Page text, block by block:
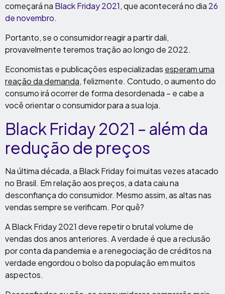
começará na Black Friday 2021, que acontecerá no dia 26
de novembro.
Portanto, se o consumidor reagir a partir dali,
provavelmente teremos tração ao longo de 2022.
Economistas e publicações especializadas esperam uma
reação da demanda, felizmente. Contudo, o aumento do
consumo irá ocorrer de forma desordenada – e cabe a
você orientar o consumidor para a sua loja.
Black Friday 2021 – além da
redução de preços
Na última década, a Black Friday foi muitas vezes atacado
no Brasil. Em relação aos preços, a data caiu na
desconfiança do consumidor. Mesmo assim, as altas nas
vendas sempre se verificam. Por quê?
A Black Friday 2021 deve repetir o brutal volume de
vendas dos anos anteriores. A verdade é que a reclusão
por conta da pandemia e a renegociação de créditos na
verdade engordou o bolso da população em muitos
aspectos.